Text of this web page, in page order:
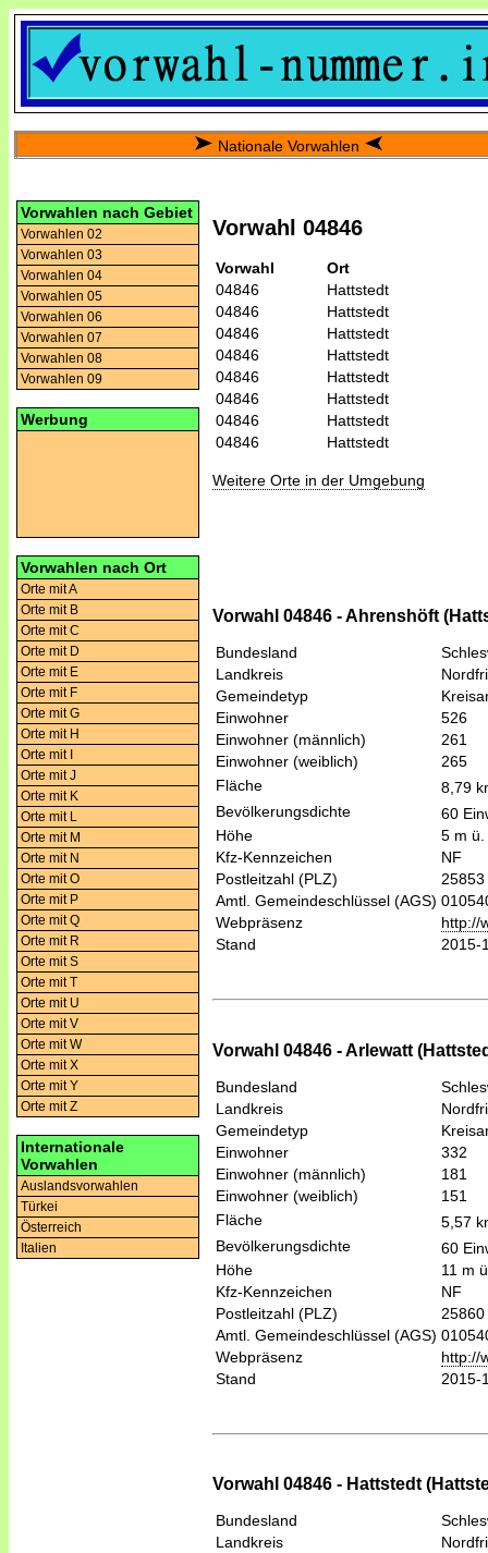
Nationale Vorwahlen
Vorwahlen nach Gebiet
Vorwahlen 02
Vorwahlen 03
Vorwahlen 04
Vorwahlen 05
Vorwahlen 06
Vorwahlen 07
Vorwahlen 08
Vorwahlen 09
Werbung
Vorwahlen nach Ort
Orte mit A
Orte mit B
Orte mit C
Orte mit D
Orte mit E
Orte mit F
Orte mit G
Orte mit H
Orte mit I
Orte mit J
Orte mit K
Orte mit L
Orte mit M
Orte mit N
Orte mit O
Orte mit P
Orte mit Q
Orte mit R
Orte mit S
Orte mit T
Orte mit U
Orte mit V
Orte mit W
Orte mit X
Orte mit Y
Orte mit Z
Internationale
Vorwahlen
Auslandsvorwahlen
Türkei
Österreich
Italien
Vorwahl 04846
Vorwahl
Ort
04846
Hattstedt
04846
Hattstedt
04846
Hattstedt
04846
Hattstedt
04846
Hattstedt
04846
Hattstedt
04846
Hattstedt
04846
Hattstedt
Weitere Orte in der Umgebung
Vorwahl 04846 - Ahrenshöft
Bundesland
Landkreis
Gemeindetyp
Einwohner
526
Einwohner (männlich)
261
Einwohner (weiblich)
265
Fläche
8,79
Bevölkerungsdichte
60
Höhe
5 m ü.
Kfz-Kennzeichen
NF
Postleitzahl (PLZ)
25853
Amtl. Gemeindeschlüssel (AGS)
Webpräsenz
http://
Stand
2015-
Vorwahl 04846 - Arlewatt
Bundesland
Landkreis
Gemeindetyp
Einwohner
332
Einwohner (männlich)
181
Einwohner (weiblich)
151
Fläche
5,57
Bevölkerungsdichte
60
Höhe
11 m
Kfz-Kennzeichen
NF
Postleitzahl (PLZ)
25860
Amtl. Gemeindeschlüssel (AGS)
Webpräsenz
http://
Stand
2015-
Vorwahl 04846 - Hattstedt
Bundesland
Landkreis